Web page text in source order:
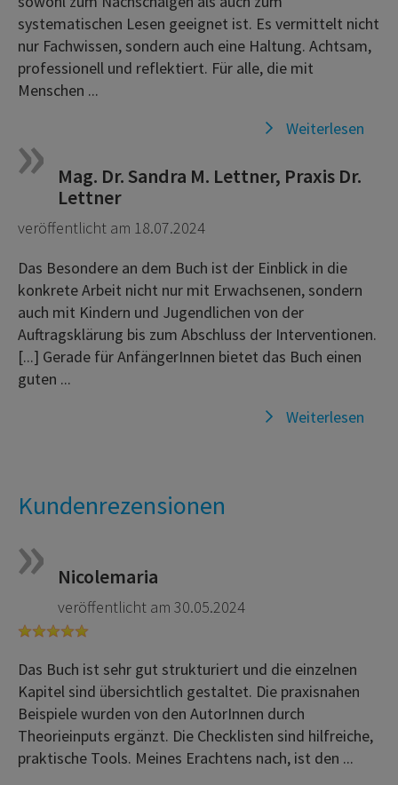
systematischen Lesen geeignet ist. Es vermittelt nicht
nur Fachwissen, sondern auch eine Haltung. Achtsam,
professionell und reflektiert. Für alle, die mit
Menschen ...
Weiterlesen
Mag. Dr. Sandra M. Lettner, Praxis Dr.
Lettner
veröffentlicht am 18.07.2024
Das Besondere an dem Buch ist der Einblick in die
konkrete Arbeit nicht nur mit Erwachsenen, sondern
auch mit Kindern und Jugendlichen von der
Auftragsklärung bis zum Abschluss der Interventionen.
[...] Gerade für AnfängerInnen bietet das Buch einen
guten ...
Weiterlesen
Kundenrezensionen
Nicolemaria
veröffentlicht am 30.05.2024
Das Buch ist sehr gut strukturiert und die einzelnen
Kapitel sind übersichtlich gestaltet. Die praxisnahen
Beispiele wurden von den AutorInnen durch
Theorieinputs ergänzt. Die Checklisten sind hilfreiche,
praktische Tools. Meines Erachtens nach, ist den ...